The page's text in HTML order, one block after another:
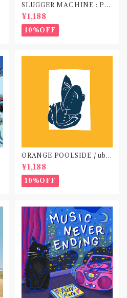
SLUGGER MACHINE : PE
ACE OUT! / we die if we d
o not do “DIG”(SPLIT CD)
〝横浜&札幌〟
¥1,188
10%OFF
ORANGE POOLSIDE / ubu
(CD作品)〝神奈川・厚木〟
¥1,188
10%OFF